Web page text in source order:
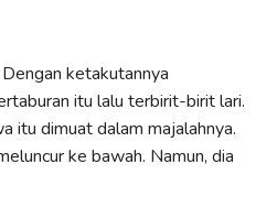
ketakutannya
itu lalu terbirit-birit lari.
itu dimuat dalam majalahnya.
ke bawah. Namun, dia